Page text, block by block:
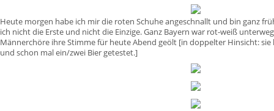
Heute morgen habe ich mir die roten Schuhe angeschnallt und bin ganz
ich nicht die Erste und nicht die Einzige. Ganz Bayern war rot-weiß
Männerchöre ihre Stimme für heute Abend geölt [in doppelter Hinsicht:
und schon mal ein/zwei Bier getestet.]